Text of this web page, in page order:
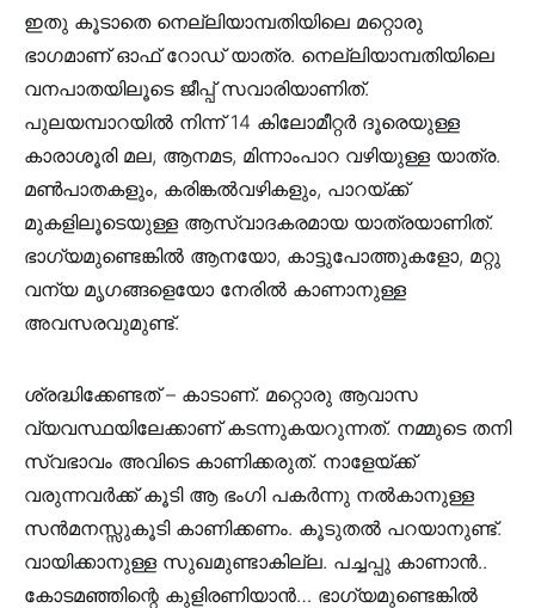
ഇതു കൂടാതെ നെല്ലിയാമ്പതിയിലെ മറ്റൊരു
ഭാഗമാണ് ഓഫ് റോഡ് യാത്ര. നെല്ലിയാമ്പതിയിലെ
വനപാതയിലൂടെ ജീപ്പ് സവാരിയാണിത്.
പുലയമ്പാറയില്‍ നിന്ന് 14 കിലോമീറ്റര്‍ ദൂരെയുള്ള
കാരാശൂരി മല, ആനമട, മിന്നാംപാറ വഴിയുള്ള യാത്ര.
മണ്‍പാതകളും, കരിങ്കല്‍വഴികളും, പാറയ്ക്ക്
മുകളിലൂടെയുള്ള ആസ്വാദകരമായ യാത്രയാണിത്.
ഭാഗ്യമുണ്ടെങ്കില്‍ ആനയോ, കാട്ടുപോത്തുകളോ, മറ്റു
വന്യ മൃഗങ്ങളെയോ നേരില്‍ കാണാനുള്ള
അവസരവുമുണ്ട്.
ശ്രദ്ധിക്കേണ്ടത് – കാടാണ്. മറ്റൊരു ആവാസ
വ്യവസ്ഥയിലേക്കാണ് കടന്നുകയറുന്നത്. നമ്മുടെ തനി
സ്വഭാവം അവിടെ കാണിക്കരുത്. നാളേയ്ക്ക്
വരുന്നവര്‍ക്ക് കൂടി ആ ഭംഗി പകര്‍ന്നു നല്‍കാനുള്ള
സന്‍മനസ്സുകൂടി കാണിക്കണം. കൂടുതല്‍ പറയാനുണ്ട്.
വായിക്കാനുള്ള സുഖമുണ്ടാകില്ല. പച്ചപ്പു കാണാന്‍..
കോടമഞ്ഞിന്റെ കുളിരണിയാന്‍… ഭാഗ്യമുണ്ടെങ്കില്‍